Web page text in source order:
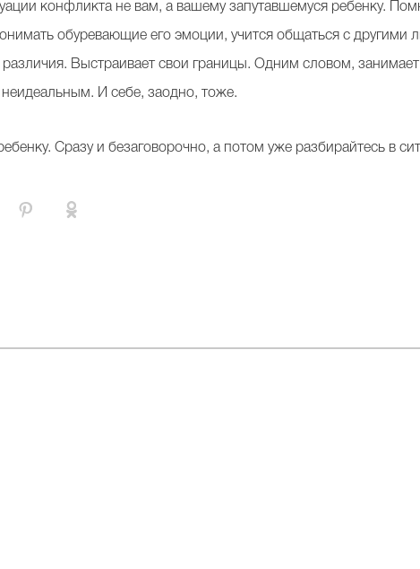
конфликта не вам, а вашему запутавшемуся ребенку.
обуревающие его эмоции, учится общаться с
Выстраивает свои границы. Одним словом,
И себе, заодно, тоже.
Сразу и безаговорочно, а потом уже разбирайтесь в